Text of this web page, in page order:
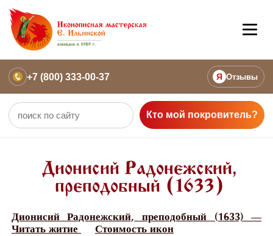
+7 (800) 333-00-37 Я Отзывы
Кто мой покровитель?
Дионисий Радонежский,
преподобный (1633)
Дионисий Радонежский, преподобный (1633) —
Читать житие
Стоимость икон